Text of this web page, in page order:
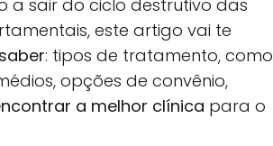
a sair do ciclo destrutivo das
este artigo vai te
: tipos de tratamento, como
opções de convênio,
a melhor clínica para o